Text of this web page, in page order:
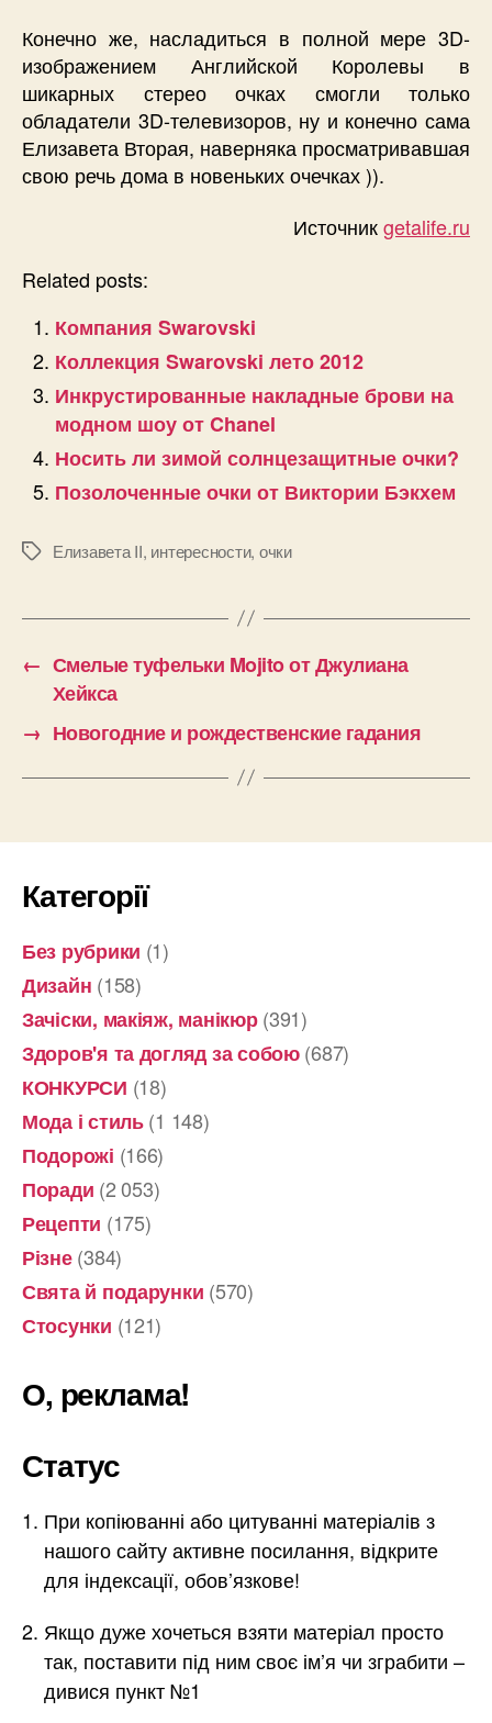
Конечно же, насладиться в полной мере 3D-
изображением Английской Королевы в
шикарных стерео очках смогли только
обладатели 3D-телевизоров, ну и конечно сама
Елизавета Вторая, наверняка просматривавшая
свою речь дома в новеньких очечках )).
Источникgetalife.ru
Related posts:
Компания Swarovski
Коллекция Swarovski лето 2012
Инкрустированные накладные брови на
модном шоу от Chanel
Носить ли зимой солнцезащитные очки?
Позолоченные очки от Виктории Бэкхем
ПозначкиЕлизавета II, интересности, очки
← Смелые туфельки Mojito от Джулиана
Хейкса
→ Новогодние и рождественские гадания
Категорії
Без рубрики (1)
Дизайн (158)
Зачіски, макіяж, манікюр(391)
Здоров'я та догляд за собою(687)
КОНКУРСИ (18)
Мода і стиль(1 148)
Подорожі (166)
Поради (2 053)
Рецепти (175)
Різне(384)
Свята й подарунки (570)
Стосунки (121)
О, реклама!
Статус
При копіюванні або цитуванні матеріалів з
нашого сайту активне посилання, відкрите
для індексації, обов’язкове!
Якщо дуже хочеться взяти матеріал просто
так, поставити під ним своє ім’я чи зграбити –
дивися пункт №1